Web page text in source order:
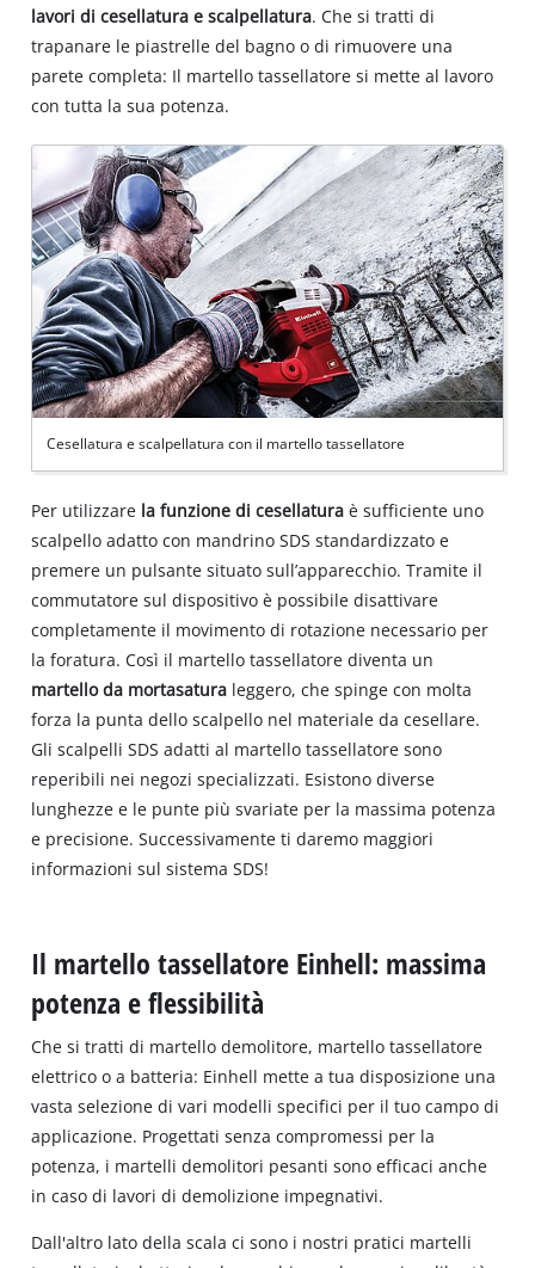
lavori di cesellatura e scalpellatura. Che si tratti di
trapanare le piastrelle del bagno o di rimuovere una
parete completa: Il martello tassellatore si mette al lavoro
con tutta la sua potenza.
Cesellatura e scalpellatura con il martello tassellatore
Per utilizzare la funzione di cesellatura è sufficiente uno
scalpello adatto con mandrino SDS standardizzato e
premere un pulsante situato sull’apparecchio. Tramite il
commutatore sul dispositivo è possibile disattivare
completamente il movimento di rotazione necessario per
la foratura. Così il martello tassellatore diventa un
martello da mortasatura leggero, che spinge con molta
forza la punta dello scalpello nel materiale da cesellare.
Gli scalpelli SDS adatti al martello tassellatore sono
reperibili nei negozi specializzati. Esistono diverse
lunghezze e le punte più svariate per la massima potenza
e precisione. Successivamente ti daremo maggiori
informazioni sul sistema SDS!
Il martello tassellatore Einhell: massima
potenza e flessibilità
Che si tratti di martello demolitore, martello tassellatore
elettrico o a batteria: Einhell mette a tua disposizione una
vasta selezione di vari modelli specifici per il tuo campo di
applicazione. Progettati senza compromessi per la
potenza, i martelli demolitori pesanti sono efficaci anche
in caso di lavori di demolizione impegnativi.
Dall'altro lato della scala ci sono i nostri pratici martelli